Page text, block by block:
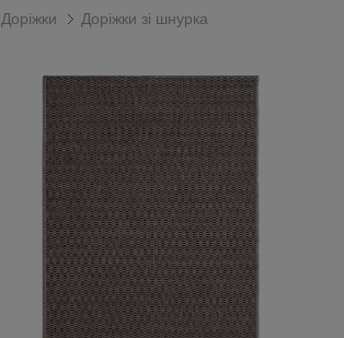
Доріжки Доріжки зі шнурка